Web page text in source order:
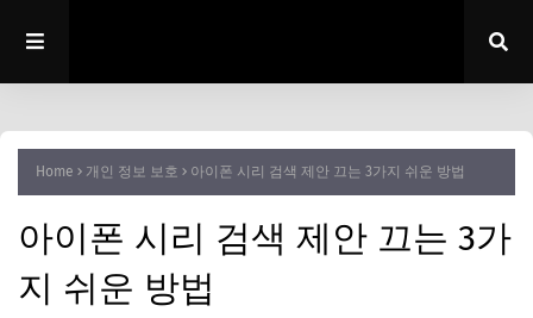
Home 개인 정보 보호 아이폰 시리 검색 제안 끄는 3가지 쉬운 방법
아이폰 시리 검색 제안 끄는 3가
지 쉬운 방법